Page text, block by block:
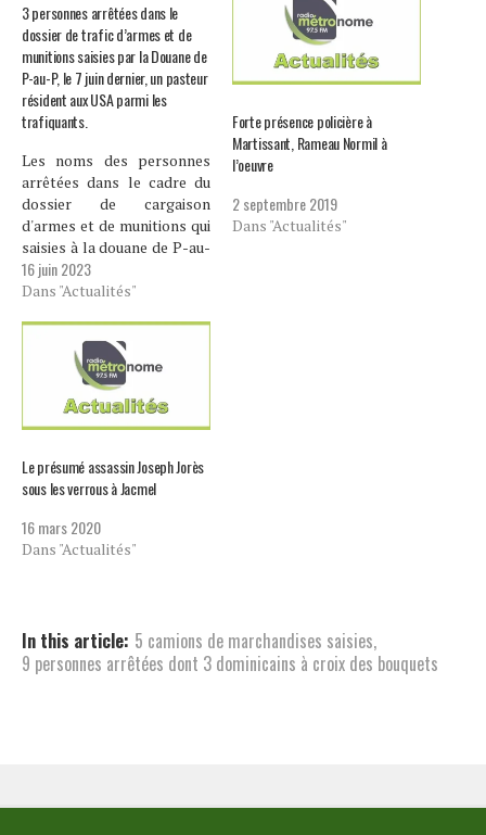
3 personnes arrêtées dans le
dossier de trafic d’armes et de
munitions saisies par la Douane de
P-au-P, le 7 juin dernier, un pasteur
résident aux USA parmi les
trafiquants.
Les noms des personnes
arrêtées dans le cadre du
dossier de cargaison
d'armes et de munitions qui
saisies à la douane de P-au-
P sont connus. Il s'agit de
Sobonnet Michel, Wilbains
munitions ont été entrées
dans le pays à l'ordre de
Guerisma ODoine,…
16 juin 2023
Dans "Actualités"
Forte présence policière à
Martissant, Rameau Normil à
l’oeuvre
2 septembre 2019
Dans "Actualités"
Le présumé assassin Joseph Jorès
sous les verrous à Jacmel
16 mars 2020
Dans "Actualités"
In this article: 5 camions de marchandises saisies,
9 personnes arrêtées dont 3 dominicains à croix des bouquets